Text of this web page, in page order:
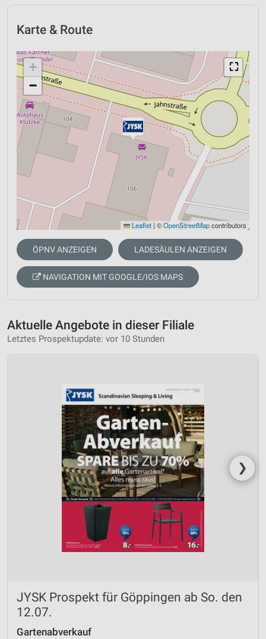
Karte & Route
⛶
+
−
Leaflet | ©OpenStreetMapcontributors
ÖPNV ANZEIGEN LADESÄULEN ANZEIGEN
NAVIGATION MIT GOOGLE/IOS MAPS
Aktuelle Angebote in dieser Filiale
Letztes Prospektupdate: vor 10 Stunden
❯
JYSK Prospekt für Göppingen ab So. den
12.07.
Gartenabverkauf